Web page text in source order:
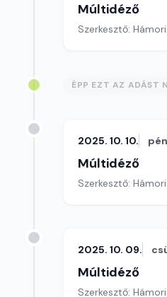
Múltidéző
Szerkesztő:
ÉPP EZT AZ ADÁST
2025. 10. 10.
Múltidéző
Szerkesztő:
2025. 10. 09.
Múltidéző
Szerkesztő: